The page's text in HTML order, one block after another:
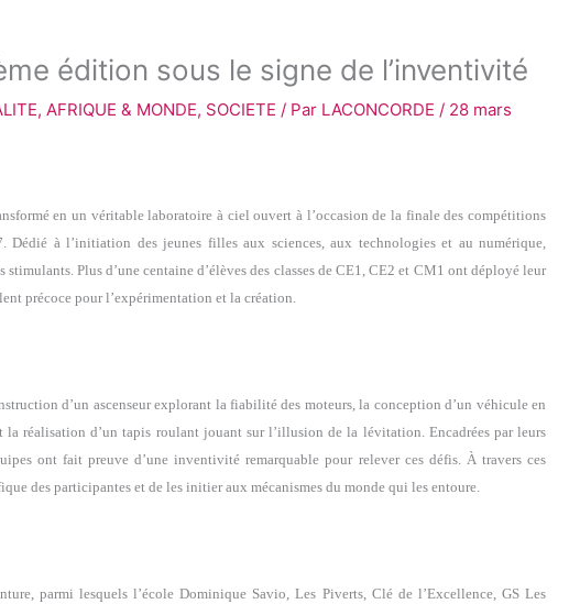
k
édition sous le signe de l’inventivité
, AFRIQUE & MONDE, SOCIETE / Par LACONCORDE / 28 mars
en un véritable laboratoire à ciel ouvert à l’occasion de la finale des compétitions
à l’initiation des jeunes filles aux sciences, aux technologies et au numérique,
Plus d’une centaine d’élèves des classes de CE1, CE2 et CM1 ont déployé leur
précoce pour l’expérimentation et la création.
d’un ascenseur explorant la fiabilité des moteurs, la conception d’un véhicule en
la réalisation d’un tapis roulant jouant sur l’illusion de la lévitation. Encadrées par leurs
ont fait preuve d’une inventivité remarquable pour relever ces défis. À travers ces
des participantes et de les initier aux mécanismes du monde qui les entoure.
parmi lesquels l’école Dominique Savio, Les Piverts, Clé de l’Excellence, GS Les